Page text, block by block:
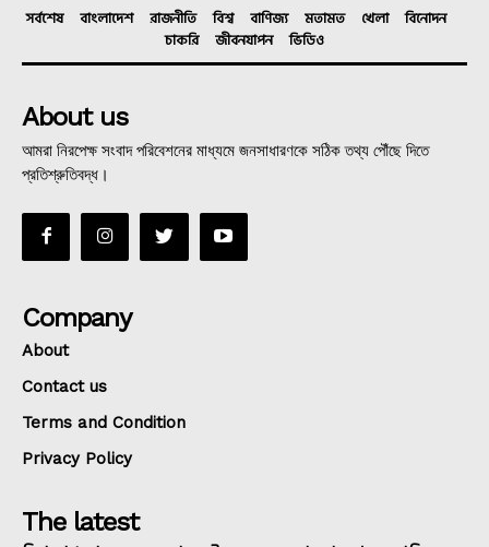
সর্বশেষ বাংলাদেশ রাজনীতি বিশ্ব বাণিজ্য মতামত খেলা
বিনোদন
চাকরি
জীবনযাপন ভিডিও
About us
আমরা নিরপেক্ষ সংবাদ পরিবেশনের মাধ্যমে জনসাধারণকে সঠিক তথ্য পৌঁছে দিতে
প্রতিশ্রুতিবদ্ধ।
Company
About
Contact us
Terms and Condition
Privacy Policy
The latest